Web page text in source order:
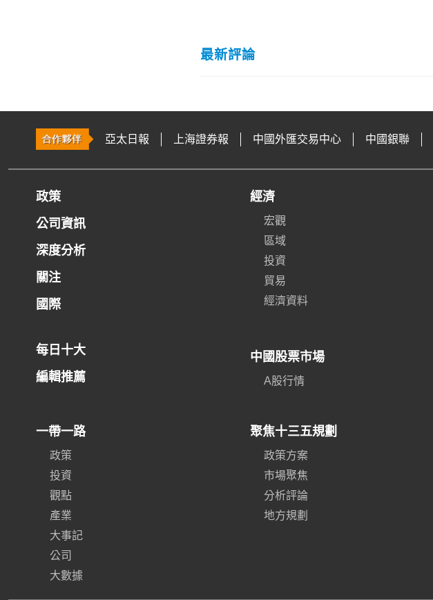
最新評論
亞太日報 上海證券報 中國外匯交易中心 中國銀聯
政策
公司資訊
深度分析
關注
國際
每日十大
編輯推薦
經濟
宏觀
區域
投資
貿易
經濟資料
中國股票市場
A股行情
一帶一路
政策
投資
觀點
產業
大事記
公司
大數據
聚焦十三五規劃
政策方案
市場聚焦
分析評論
地方規劃